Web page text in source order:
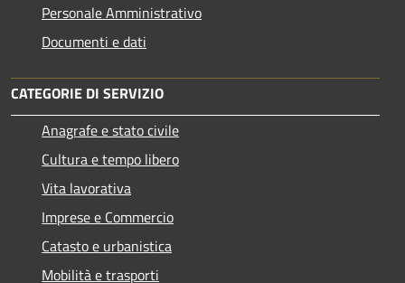
Personale Amministrativo
Documenti e dati
CATEGORIE DI SERVIZIO
Anagrafe e stato civile
Cultura e tempo libero
Vita lavorativa
Imprese e Commercio
Catasto e urbanistica
Mobilità e trasporti